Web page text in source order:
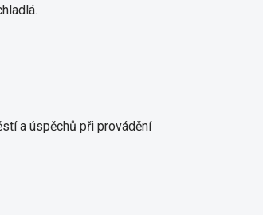
a úspěchů při provádění